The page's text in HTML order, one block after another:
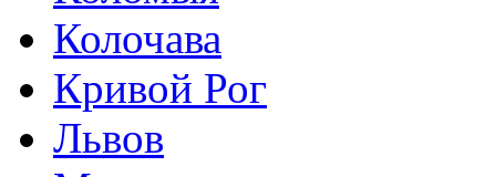
Колочава
Кривой Рог
Львов